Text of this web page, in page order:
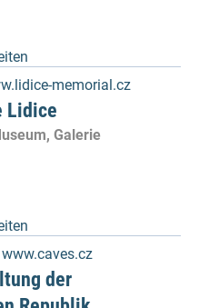
memorial.cz
Lidice
Galerie
www.caves.cz
der